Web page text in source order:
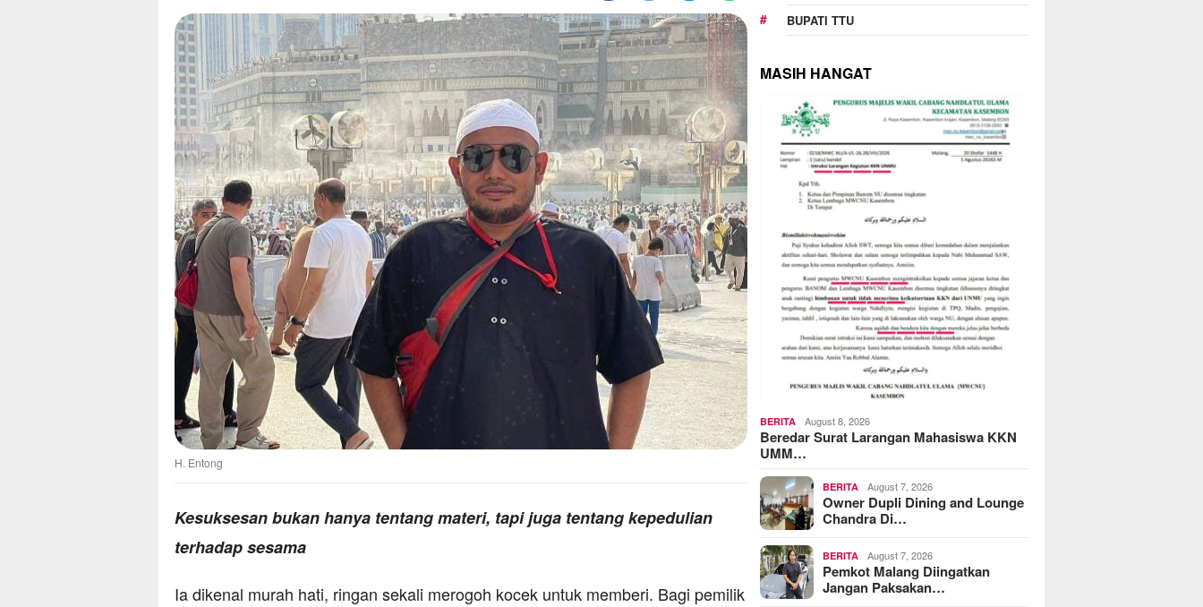
H. Entong
Kesuksesan bukan hanya tentang materi, tapi juga tentang kepedulian
terhadap sesama
Ia dikenal murah hati, ringan sekali merogoh kocek untuk memberi. Bagi pemilik
BUPATI TTU
MASIH HANGAT
BERITA August 8, 2026
Beredar Surat Larangan Mahasiswa KKN
UMM…
BERITA August 7, 2026
Owner Dupli Dining and Lounge
Chandra Di…
BERITA August 7, 2026
Pemkot Malang Diingatkan
Jangan Paksakan…